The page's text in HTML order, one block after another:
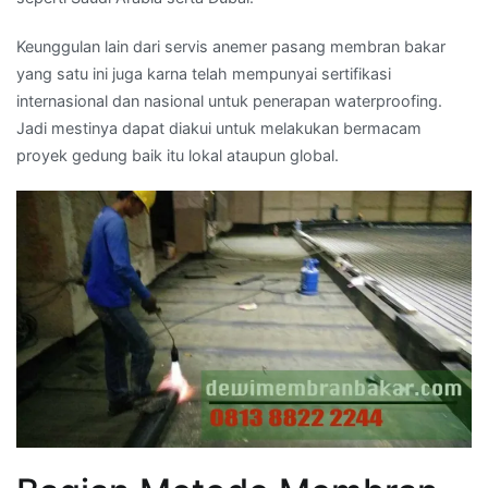
Keunggulan lain dari servis anemer pasang membran bakar
yang satu ini juga karna telah mempunyai sertifikasi
internasional dan nasional untuk penerapan waterproofing.
Jadi mestinya dapat diakui untuk melakukan bermacam
proyek gedung baik itu lokal ataupun global.